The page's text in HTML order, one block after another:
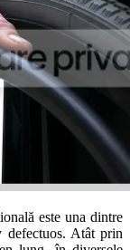
este una dintre
defectuos. Atât prin